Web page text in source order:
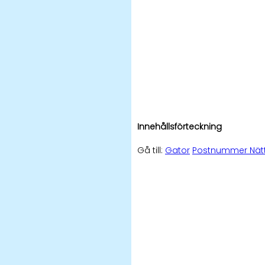
Innehållsförteckning
Gå till: Gator Postnummer